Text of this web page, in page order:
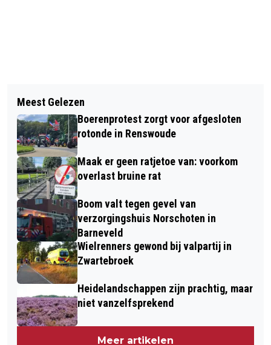
DRONKEN MAN BOTST MET ZIJN
BESTELBUS TEGEN BOOM IN
TERSCHUUR
81E AIRBORNE LUCHTLANDINGEN EN
HERDENKING IN EDE
Meest Gelezen
Boerenprotest zorgt voor afgesloten
rotonde in Renswoude
Maak er geen ratjetoe van: voorkom
overlast bruine rat
Boom valt tegen gevel van
verzorgingshuis Norschoten in
Barneveld
Wielrenners gewond bij valpartij in
Zwartebroek
Heidelandschappen zijn prachtig, maar
niet vanzelfsprekend
Meer artikelen